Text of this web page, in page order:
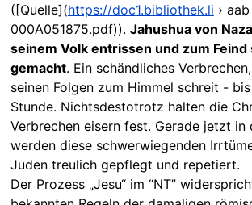
([Quelle](https://doc1.bibliothek.li › aab
000A051875.pdf)). Jahushua von
seinem Volk entrissen und zum Feind
gemacht. Ein schändliches
seinen Folgen zum Himmel schreit -
Stunde. Nichtsdestotrotz halten die
Verbrechen eisern fest. Gerade jetzt in
werden diese schwerwiegenden
Juden treulich gepflegt und repetiert.
Der Prozess „Jesu“ im “NT”